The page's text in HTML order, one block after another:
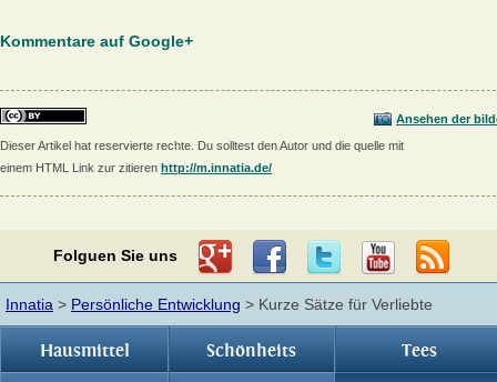
Kommentare auf Google+
Ansehen der
Dieser Artikel hat reservierte rechte. Du solltest den Autor und die quelle mit
einem HTML Link zur zitieren http://m.innatia.de/
Folguen Sie uns
Innatia > Persönliche Entwicklung > Kurze Sätze für Verliebte
Hausmittel Schönheits Tees